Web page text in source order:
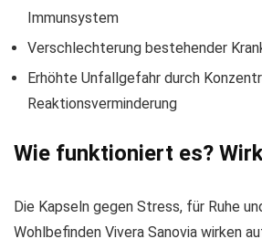
Immunsystem
Verschlechterung bestehender
Erhöhte Unfallgefahr durch
Reaktionsverminderung
Wie funktioniert es?
Die Kapseln gegen Stress, für Ruhe
Wohlbefinden Vivera Sanovia wirken